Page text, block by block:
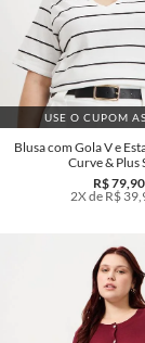
USE O CUPOM
Blusa com Gola V e
Curve & Plus
R$ 79,90
2X de R$